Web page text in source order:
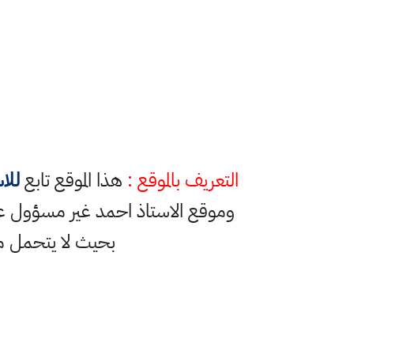
التعريف بالموقع : هذا الموقع تابع
وموقع الاستاذ احمد غير
بحيث لا يتحمل